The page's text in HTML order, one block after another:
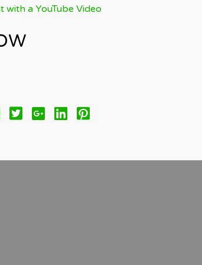
with a YouTube Video